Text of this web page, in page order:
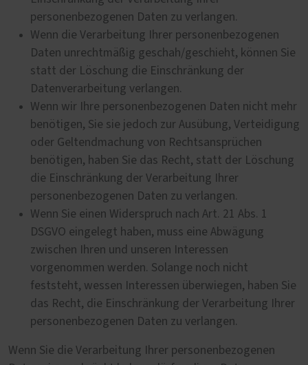
personenbezogenen Daten zu verlangen.
Wenn die Verarbeitung Ihrer personenbezogenen
Daten unrechtmäßig geschah/geschieht, können Sie
statt der Löschung die Einschränkung der
Datenverarbeitung verlangen.
Wenn wir Ihre personenbezogenen Daten nicht mehr
benötigen, Sie sie jedoch zur Ausübung, Verteidigung
oder Geltendmachung von Rechtsansprüchen
benötigen, haben Sie das Recht, statt der Löschung
die Einschränkung der Verarbeitung Ihrer
personenbezogenen Daten zu verlangen.
Wenn Sie einen Widerspruch nach Art. 21 Abs. 1
DSGVO eingelegt haben, muss eine Abwägung
zwischen Ihren und unseren Interessen
vorgenommen werden. Solange noch nicht
feststeht, wessen Interessen überwiegen, haben Sie
das Recht, die Einschränkung der Verarbeitung Ihrer
personenbezogenen Daten zu verlangen.
Wenn Sie die Verarbeitung Ihrer personenbezogenen